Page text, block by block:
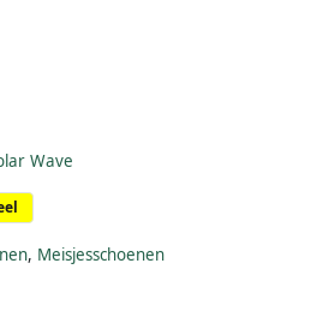
Wave
, Meisjesschoenen